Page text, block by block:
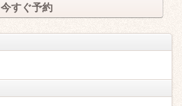
今すぐ予約